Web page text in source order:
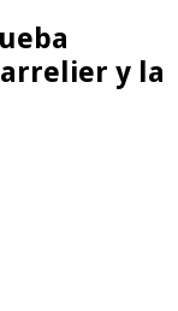
y la